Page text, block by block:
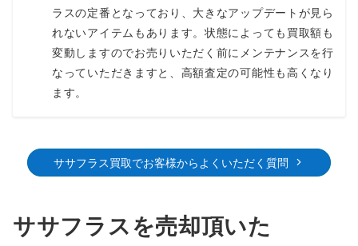
ラスの定番となっており、大きなアップデートが見ら
れないアイテムもあります。状態によっても買取額も
変動しますのでお売りいただく前にメンテナンスを行
なっていただきますと、高額査定の可能性も高くなり
ます。
ササフラス買取でお客様からよくいただく質問
ササフラスを売却頂いた